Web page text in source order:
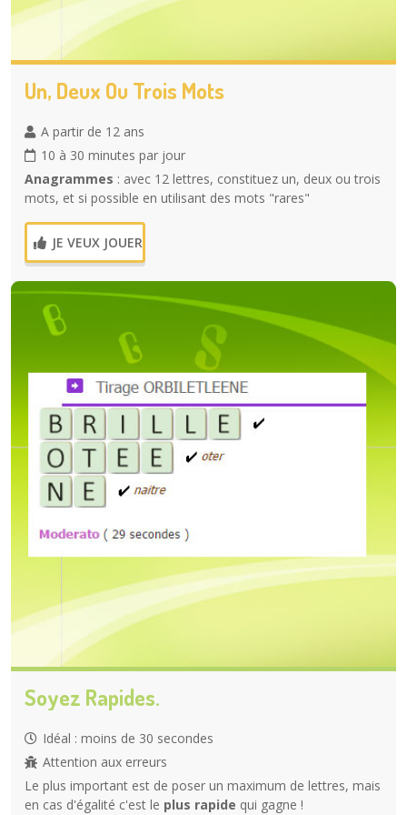
Un, Deux Ou Trois Mots
A partir de 12 ans
10 à 30 minutes par jour
Anagrammes : avec 12 lettres, constituez un, deux ou trois
mots, et si possible en utilisant des mots "rares"
JE VEUX JOUER
Soyez Rapides.
Idéal : moins de 30 secondes
Attention aux erreurs
Le plus important est de poser un maximum de lettres, mais
en cas d'égalité c'est le plus rapide qui gagne !